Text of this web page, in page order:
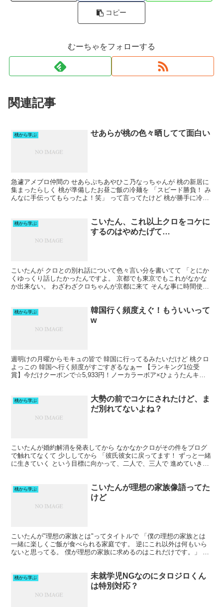
コピー
むーちゃをフォローする
関連記事
桃から学ぶ せあらが桃の色々晒してて面白い
急遽アメブロ仲間の せあらぷちあやひこ乃なっちゃんが 桃の新居に
集まったらしく 桃が準備したお昼ご飯の冷麺を 「スピード勝負！ み
んなに手伝ってもらったよ！笑」 って言ってたけど 桃が勝手に冷麺
桃から学ぶ
こいたん、これ以上クロをコケに
するのはやめたげて…
こいたんが クロとの別れ話について色々言い分を書いてて 「とにか
くゆっくり話したかったんですよ。 京都でも東京でもこれがなかな
か出来ない。 わざわざクロちゃんが京都に来て そんな事に時間使う
桃から学ぶ
韓国行く頻度えぐ！もういいって
w
週明けの月曜からモキュの皆で 韓国に行ってるみたいだけど 桃クロ
よっこの 韓国へ行く頻度がすごすぎるなぁー 【ランキング1位受
賞】今だけクーポンで☆5,933円！ノーカラーボア×ひょうたんキル
桃から学ぶ
大勢の前でコケにされたけど、ま
だ別れてないよね？
こいたんが婚約解消を発表してから なかなかクロがその件をブログ
で触れてなくて 少ししてから 「彼氏彼女に戻ってます！ ずっと一緒
に生きていく という目標に向かって、二人で、三人で 進めていきた
桃から学ぶ
こいたんが理想の家族像語ってた
けど
こいたんが"理想の家族とは"ってタイトルで 「僕の理想の家族とは
一緒に楽しくご飯が食べられる家庭です。 逆にこれ以外は何もいら
ないと思ってる。 僕が理想の家族に求めるのはこれだけです。」 っ
桃から学ぶ
未就学児NGなのにタロジロくん
は特別対応？